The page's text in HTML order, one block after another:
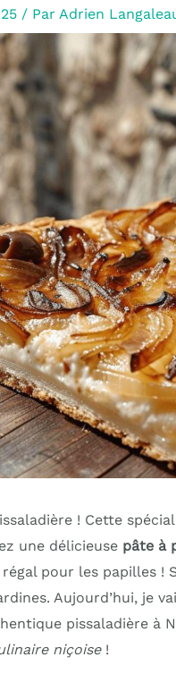
/ Par Adrien
! Cette
une délicieuse pâte à
pour les papilles !
Aujourd’hui, je
pissaladière à
niçoise!